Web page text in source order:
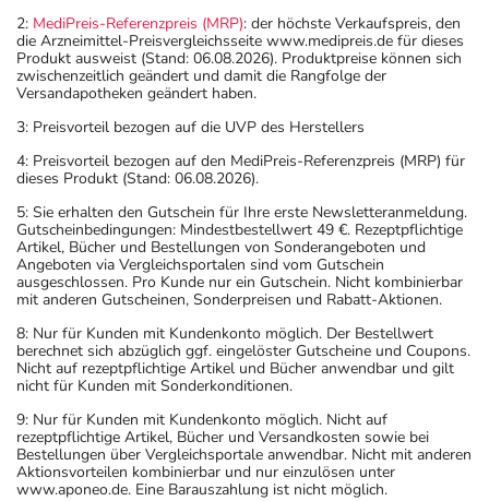
2: MediPreis-Referenzpreis (MRP): der höchste Verkaufspreis, den
die Arzneimittel-Preisvergleichsseite www.medipreis.de für dieses
Produkt ausweist (Stand: 06.08.2026). Produktpreise können sich
zwischenzeitlich geändert und damit die Rangfolge der
Versandapotheken geändert haben.
3: Preisvorteil bezogen auf die UVP des Herstellers
4: Preisvorteil bezogen auf den MediPreis-Referenzpreis (MRP) für
dieses Produkt (Stand: 06.08.2026).
5: Sie erhalten den Gutschein für Ihre erste Newsletteranmeldung.
Gutscheinbedingungen: Mindestbestellwert 49 €. Rezeptpflichtige
Artikel, Bücher und Bestellungen von Sonderangeboten und
Angeboten via Vergleichsportalen sind vom Gutschein
ausgeschlossen. Pro Kunde nur ein Gutschein. Nicht kombinierbar
mit anderen Gutscheinen, Sonderpreisen und Rabatt-Aktionen.
8: Nur für Kunden mit Kundenkonto möglich. Der Bestellwert
berechnet sich abzüglich ggf. eingelöster Gutscheine und Coupons.
Nicht auf rezeptpflichtige Artikel und Bücher anwendbar und gilt
nicht für Kunden mit Sonderkonditionen.
9: Nur für Kunden mit Kundenkonto möglich. Nicht auf
rezeptpflichtige Artikel, Bücher und Versandkosten sowie bei
Bestellungen über Vergleichsportale anwendbar. Nicht mit anderen
Aktionsvorteilen kombinierbar und nur einzulösen unter
www.aponeo.de. Eine Barauszahlung ist nicht möglich.